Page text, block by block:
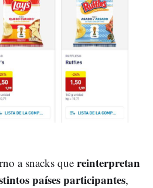
a snacks que reinterpretan
países participantes,